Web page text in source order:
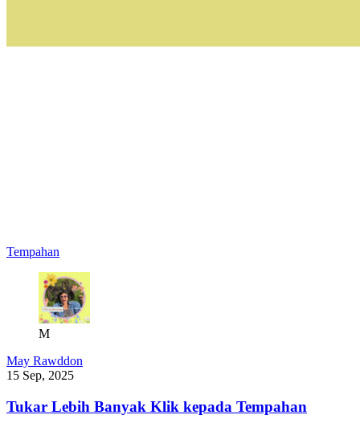
Tempahan
M
May Rawddon
15 Sep, 2025
Tukar Lebih Banyak Klik kepada Tempahan